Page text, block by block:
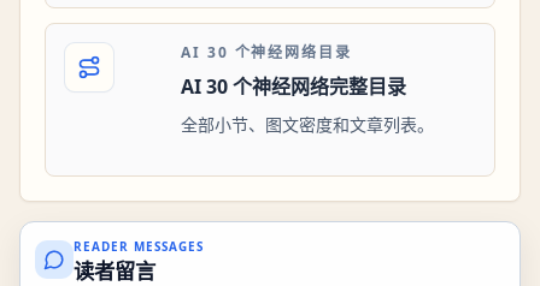
AI 30 个神经网络目录
AI 30 个神经网络完整目录
全部小节、图文密度和文章列表。
READER MESSAGES
读者留言